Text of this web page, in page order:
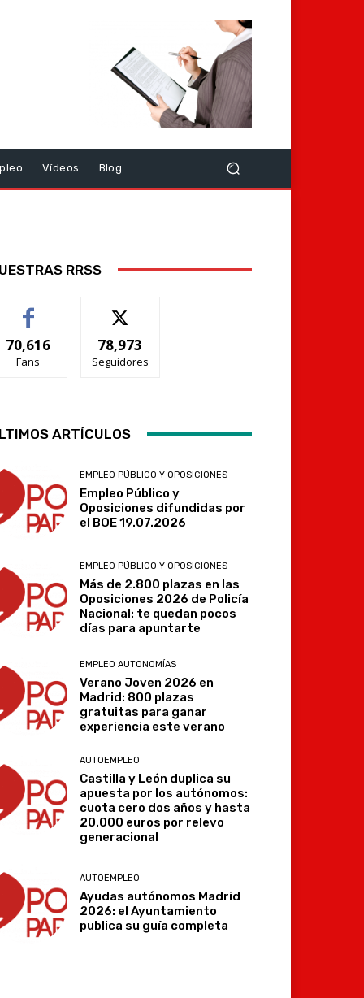
Vídeos Blog
RRSS
70,616
Fans
78,973
Seguidores
ARTÍCULOS
EMPLEO PÚBLICO Y OPOSICIONES
Empleo Público y
Oposiciones difundidas por
el BOE 19.07.2026
EMPLEO PÚBLICO Y OPOSICIONES
Más de 2.800 plazas en las
Oposiciones 2026 de Policía
Nacional: te quedan pocos
días para apuntarte
EMPLEO AUTONOMÍAS
Verano Joven 2026 en
Madrid: 800 plazas
gratuitas para ganar
experiencia este verano
AUTOEMPLEO
Castilla y León duplica su
apuesta por los autónomos:
cuota cero dos años y hasta
20.000 euros por relevo
generacional
AUTOEMPLEO
Ayudas autónomos Madrid
2026: el Ayuntamiento
publica su guía completa